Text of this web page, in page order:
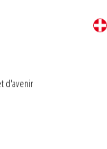
d'avenir